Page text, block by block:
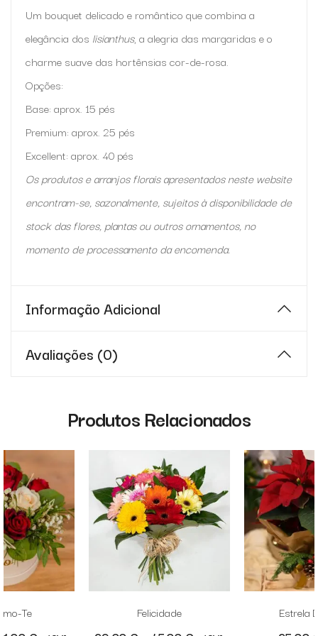
Um bouquet delicado e romântico que combina a
elegância dos lisianthus, a alegria das margaridas e o
charme suave das hortênsias cor-de-rosa.
Opções:
Base: aprox. 15 pés
Premium: aprox. 25 pés
Excellent: aprox. 40 pés
Os produtos e arranjos florais apresentados neste website
encontram-se, sazonalmente, sujeitos à disponibilidade de
stock das flores, plantas ou outros ornamentos, no
momento de processamento da encomenda.
Informação Adicional
Avaliações (0)
Produtos Relacionados
Te Felicidade Estrela